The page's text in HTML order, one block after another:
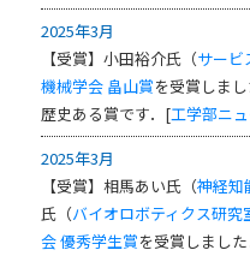
2025年3月
【受賞】小田裕介氏（サービ
機械学会 畠山賞を受賞しま
歴史ある賞です．[工学部ニ
2025年3月
【受賞】相馬あい氏（神経知
氏（バイオロボティクス研究
会優秀学生賞を受賞しまし